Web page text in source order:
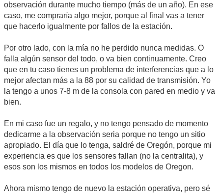
observación durante mucho tiempo (más de un año). En ese
caso, me compraría algo mejor, porque al final vas a tener
que hacerlo igualmente por fallos de la estación.
Por otro lado, con la mía no he perdido nunca medidas. O
falla algún sensor del todo, o va bien continuamente. Creo
que en tu caso tienes un problema de interferencias que a lo
mejor afectan más a la 88 por su calidad de transmisión. Yo
la tengo a unos 7-8 m de la consola con pared en medio y va
bien.
En mi caso fue un regalo, y no tengo pensado de momento
dedicarme a la observación seria porque no tengo un sitio
apropiado. El día que lo tenga, saldré de Oregón, porque mi
experiencia es que los sensores fallan (no la centralita), y
esos son los mismos en todos los modelos de Oregon.
Ahora mismo tengo de nuevo la estación operativa, pero sé